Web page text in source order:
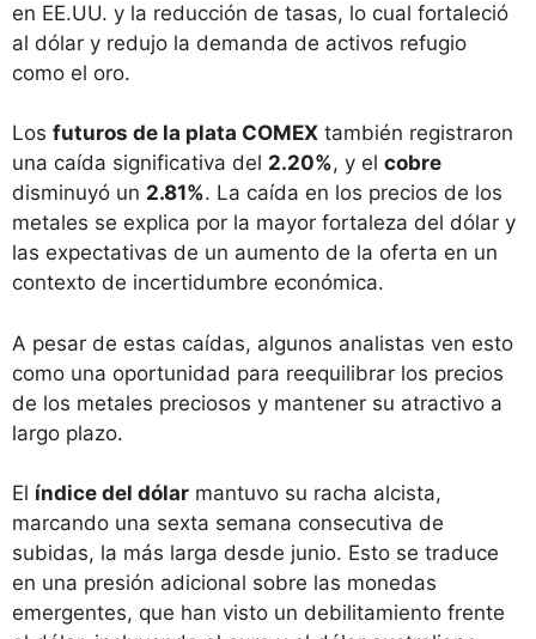
en EE.UU. y la reducción de tasas, lo cual fortaleció
al dólar y redujo la demanda de activos refugio
como el oro.
Los futuros de la plata COMEX también registraron
una caída significativa del 2.20%, y el cobre
disminuyó un 2.81%. La caída en los precios de los
metales se explica por la mayor fortaleza del dólar y
las expectativas de un aumento de la oferta en un
contexto de incertidumbre económica.
A pesar de estas caídas, algunos analistas ven esto
como una oportunidad para reequilibrar los precios
de los metales preciosos y mantener su atractivo a
largo plazo.
El índice del dólar mantuvo su racha alcista,
marcando una sexta semana consecutiva de
subidas, la más larga desde junio. Esto se traduce
en una presión adicional sobre las monedas
emergentes, que han visto un debilitamiento frente